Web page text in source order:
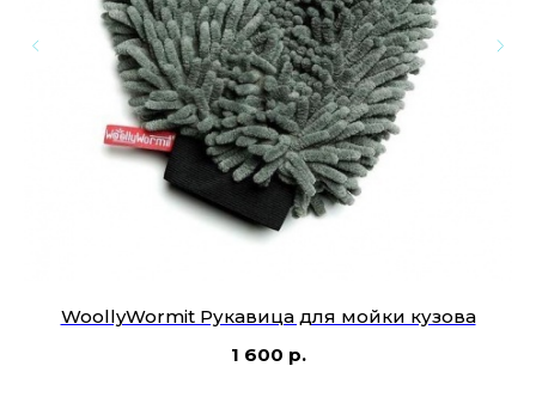
WoollyWormit Рукавица для мойки кузова
1 600 р.